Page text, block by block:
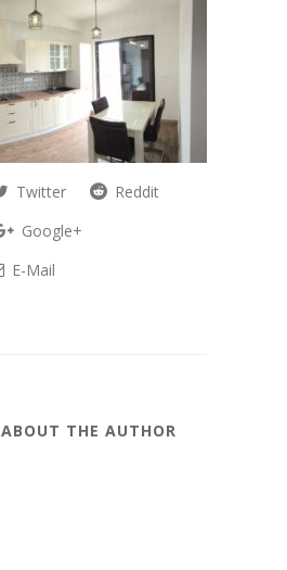
Twitter
Reddit
Google+
E-Mail
ABOUT THE AUTHOR